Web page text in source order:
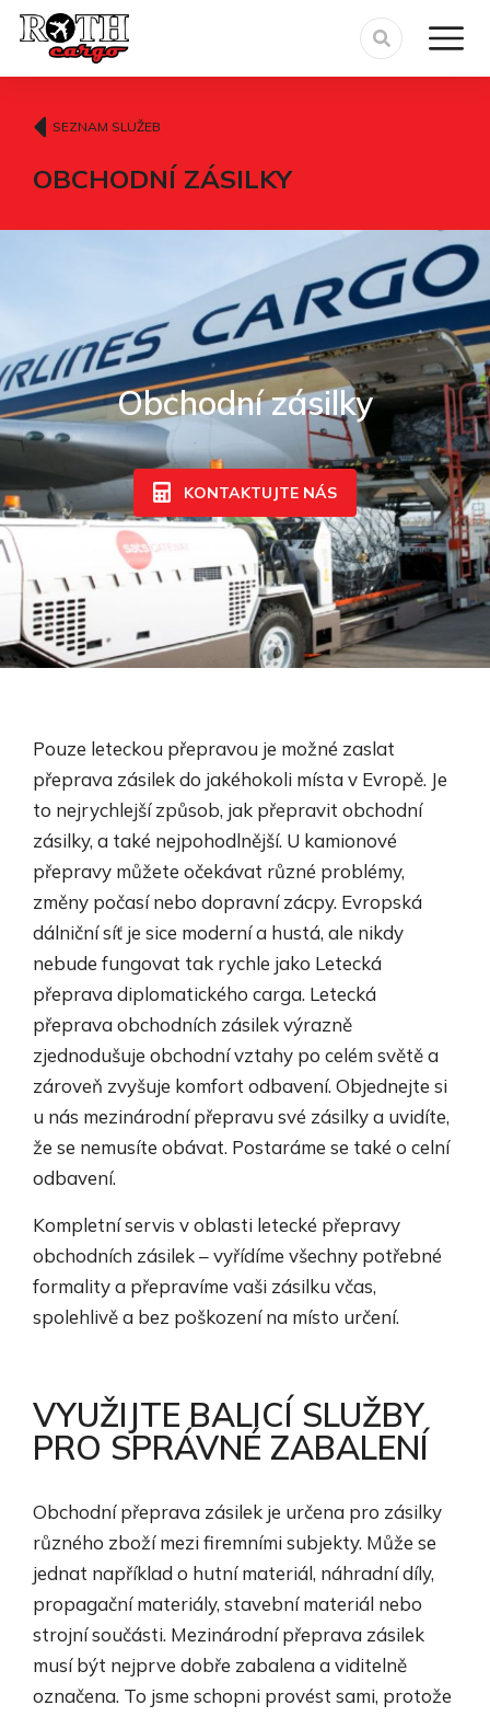
SEZNAM SLUŽEB
OBCHODNÍ ZÁSILKY
Obchodní zásilky
KONTAKTUJTE NÁS
Pouze leteckou přepravou je možné zaslat
přeprava zásilek​ do jakéhokoli místa v Evropě. Je
to nejrychlejší způsob, jak přepravit obchodní
zásilky, a také nejpohodlnější. U kamionové
přepravy můžete očekávat různé problémy,
změny počasí nebo dopravní zácpy. Evropská
dálniční síť je sice moderní a hustá, ale nikdy
nebude fungovat tak rychle jako Letecká
přeprava diplomatického carga. Letecká
přeprava obchodních zásilek výrazně
zjednodušuje obchodní vztahy po celém světě a
zároveň zvyšuje komfort odbavení. Objednejte si
u nás mezinárodní přepravu své zásilky a uvidíte,
že se nemusíte obávat. Postaráme se také o celní
odbavení.
Kompletní servis v oblasti letecké přepravy
obchodních zásilek – vyřídíme všechny potřebné
formality a přepravíme vaši zásilku včas,
spolehlivě a bez poškození na místo určení.
VYUŽIJTE BALICÍ SLUŽBY
PRO SPRÁVNÉ ZABALENÍ
Obchodní přeprava zásilek je určena pro zásilky
různého zboží mezi firemními subjekty. Může se
jednat například o hutní materiál, náhradní díly,
propagační materiály, stavební materiál nebo
strojní součásti. Mezinárodní přeprava zásilek
musí být nejprve dobře zabalena a viditelně
označena. To jsme schopni provést sami, protože